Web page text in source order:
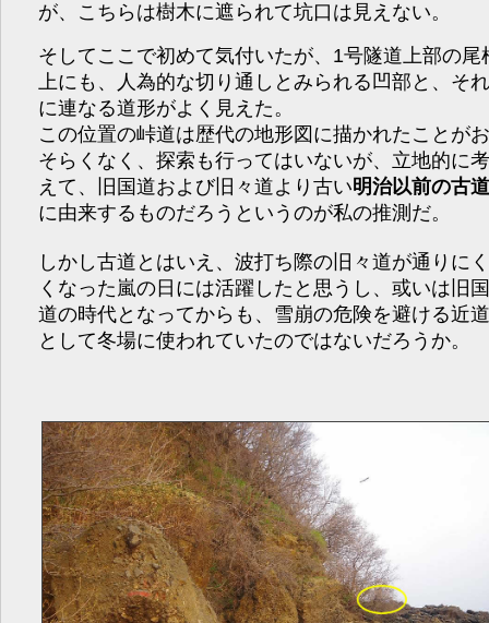
が、こちらは樹木に遮られて坑口は見えない。
そしてここで初めて気付いたが、1号隧道上部の尾
上にも、人為的な切り通しとみられる凹部と、そ
に連なる道形がよく見えた。
この位置の峠道は歴代の地形図に描かれたことが
そらくなく、探索も行ってはいないが、立地的に
えて、旧国道および旧々道より古い明治以前の古
に由来するものだろうというのが私の推測だ。
しかし古道とはいえ、波打ち際の旧々道が通りに
くなった嵐の日には活躍したと思うし、或いは旧
道の時代となってからも、雪崩の危険を避ける近
として冬場に使われていたのではないだろうか。